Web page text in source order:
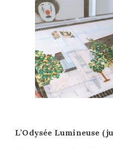
L’Odysée Lumineuse